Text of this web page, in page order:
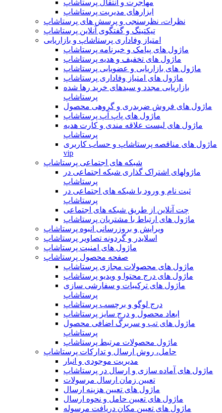
مهاجرت و انتقال پرستاشاپ
ابزارهای مدیریت پرستاشاپ
نظرات، نظرسنجی و پرسش های پرستاشاپ
تیکتینگ و گفتگوی آنلاین پرستاشاپ
امتیاز وفاداری پرستاشاپ و بازاریابی
ماژول های پیامک و خبرنامه پرستاشاپ
ماژول های تخفیف و هدیه پرستاشاپ
ماژول های بازاریابی و عضویابی پرستاشاپ
ماژول های امتیاز وفاداری پرستاشاپ
بازاریابی مجدد و سبدهای خرید رها شده
پرستاشاپ
ماژول های فروش ضربدری و گروهی محصول
ماژول های پاپ آپ پرستاشاپ
ماژول های لیست علاقه مندی و کارت هدیه
پرستاشاپ
ماژول های مناقصه پرستاشاپ و حساب کاربری
vip
شبکه های اجتماعی پرستاشاپ
ماژولهای اشتراک‌ گذاری شبکه اجتماعی در
پرستاشاپ
ثبت نام و ورود با شبکه های اجتماعی در
پرستاشاپ
چت آنلاین از طریق شبکه های اجتماعی
ماژول های ارتباط با مشتریان پرستاشاپ
ویرایش و بروزرسانی انبوه پرستاشاپ
اسلایدر و گردونه تصاویر پرستاشاپ
ماژول های امنیت پرستاشاپ
صفحه محصول پرستاشاپ
ماژول های محصولات مجازی پرستاشاپ
ماژول های درج محتوا و ویدیو پرستاشاپ
ماژول های ترکیبات و سفارشی سازی
پرستاشاپ
درج لوگو و برچسب پرستاشاپ
ابعاد محصول و درج سایز پرستاشاپ
ماژول های تب و سربرگ اضافی محصول
پرستاشاپ
ماژول محصولات مرتبط پرستاشاپ
حامل، روش ارسال و تدارکات پرستاشاپ
مدیریت موجودی و انبار
ماژول های آماده سازی و ارسال در پرستاشاپ
تعیین زمان ارسال مرسولات
ماژول های تعیین هزینه ارسال
ماژول های تعیین حامل و نحوه ارسال
ماژول های تعیین مکان دریافت مرسوله